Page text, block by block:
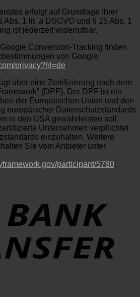
erfolgt auf Grundlage Ihrer
Abs. 1 lit. a DSGVO und § 25 Abs. 1
ist jederzeit widerrufbar.
Conversion-Tracking finden
von Google:
privacy?hl=de.
über eine Zertifizierung nach dem
(DPF). Der DPF ist ein
der Europäischen Union und den
europäischer Datenschutzstandards
in den USA gewährleisten soll.
Unternehmen verpflichtet
einzuhalten. Weitere
Sie vom Anbieter unter
participant/5780.